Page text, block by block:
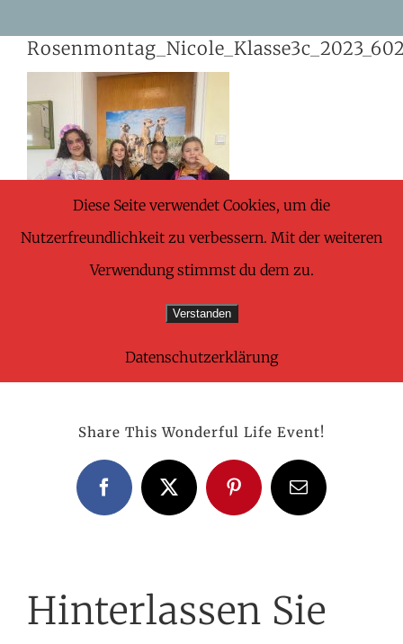
Share This Wonderful Life Event!
FacebookX PinterestE-
Mail
Hinterlassen Sie
Diese Seite verwendet Cookies, um die
Nutzerfreundlichkeit zu verbessern. Mit der weiteren
Verwendung stimmst du dem zu.
Verstanden
Datenschutzerklärung